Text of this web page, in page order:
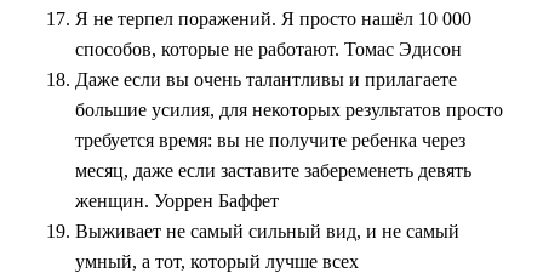
Я не терпел поражений. Я просто нашёл 10 000
способов, которые не работают. Томас Эдисон
Даже если вы очень талантливы и прилагаете
большие усилия, для некоторых результатов просто
требуется время: вы не получите ребенка через
месяц, даже если заставите забеременеть девять
женщин. Уоррен Баффет
Выживает не самый сильный вид, и не самый
умный, а тот, который лучше всех